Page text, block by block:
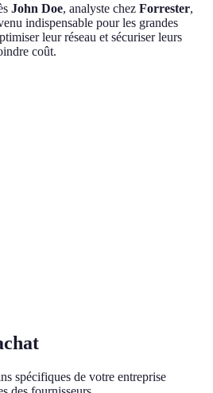
John Doe, analyste chez Forrester,
indispensable pour les grandes
leur réseau et sécuriser leurs
coût.
spécifiques de votre entreprise